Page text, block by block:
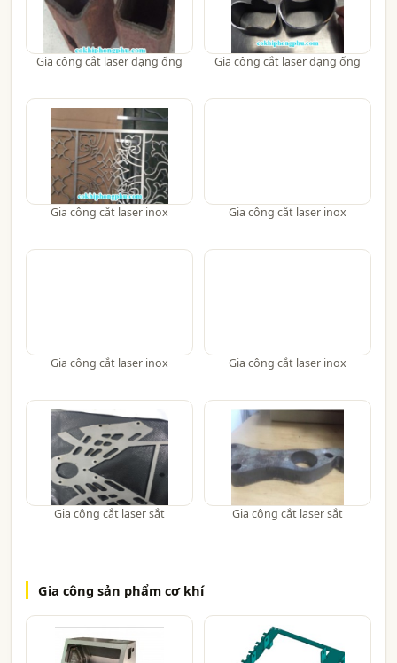
Gia công cắt laser dạng ống Gia công cắt laser dạng ống
Gia công cắt laser inox Gia công cắt laser inox
Gia công cắt laser inox Gia công cắt laser inox
Gia công cắt laser sắt Gia công cắt laser sắt
Gia công sản phẩm cơ khí